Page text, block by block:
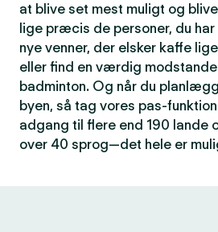
at blive set mest muligt og
lige præcis de personer, du
nye venner, der elsker kaffe
eller find en værdig
badminton. Og når du
byen, så tag vores pas-
adgang til flere end 190 lande
over 40 sprog—det hele er